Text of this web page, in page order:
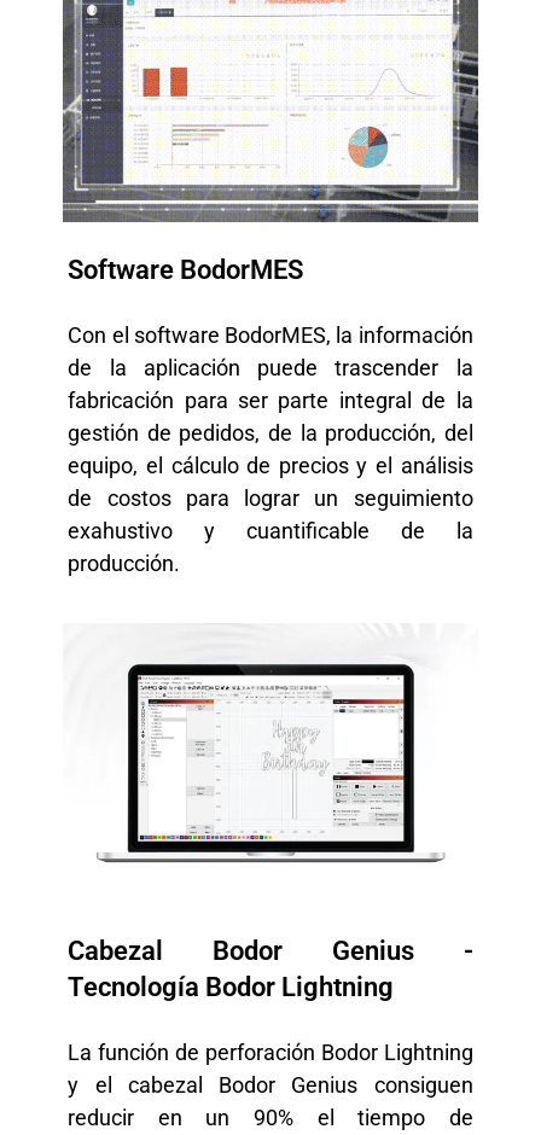
Software BodorMES
Con el software BodorMES, la información
de la aplicación puede trascender la
fabricación para ser parte integral de la
gestión de pedidos, de la producción, del
equipo, el cálculo de precios y el análisis
de costos para lograr un seguimiento
exahustivo y cuantificable de la
producción.
Cabezal Bodor Genius -
Tecnología Bodor Lightning
La función de perforación Bodor Lightning
y el cabezal Bodor Genius consiguen
reducir en un 90% el tiempo de